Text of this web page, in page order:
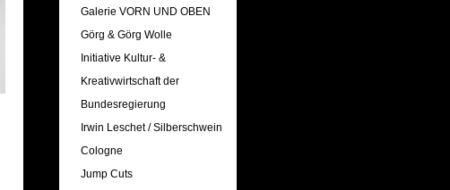
Galerie VORN UND OBEN
Görg & Görg Wolle
Initiative Kultur- &
Kreativwirtschaft der
Bundesregierung
Irwin Leschet / Silberschwein
Cologne
Jump Cuts